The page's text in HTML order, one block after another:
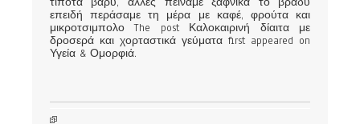
επειδή περάσαμε τη μέρα με καφέ, φρούτα και
μικροτσιμπολο The post Καλοκαιρινή δίαιτα με
δροσερά και χορταστικά γεύματα first appeared on
Υγεία & Ομορφιά.